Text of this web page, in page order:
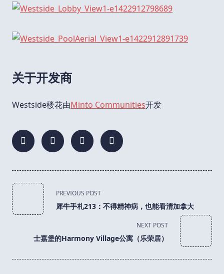
关于开发商
Westside楼花由Minto Communities开发
<span
class="nav-
subtitle
reader-
PREVIOUS POST
犀牛手札213：不得精神病，也能看清加拿大
NEXT POST
士嘉堡的Harmony Village公寓（乐荣居）